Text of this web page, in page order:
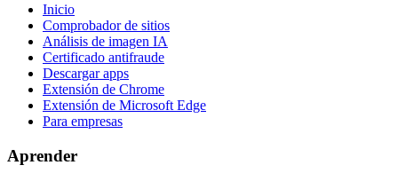
Inicio
Comprobador de sitios
Análisis de imagen IA
Certificado antifraude
Descargar apps
Extensión de Chrome
Extensión de Microsoft Edge
Para empresas
Aprender